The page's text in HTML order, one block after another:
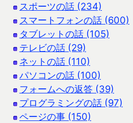
スポーツの話 (234)
スマートフォンの話 (600)
タブレットの話 (105)
テレビの話 (29)
ネットの話 (110)
パソコンの話 (100)
フォームへの返答 (39)
プログラミングの話 (97)
ページの事 (150)